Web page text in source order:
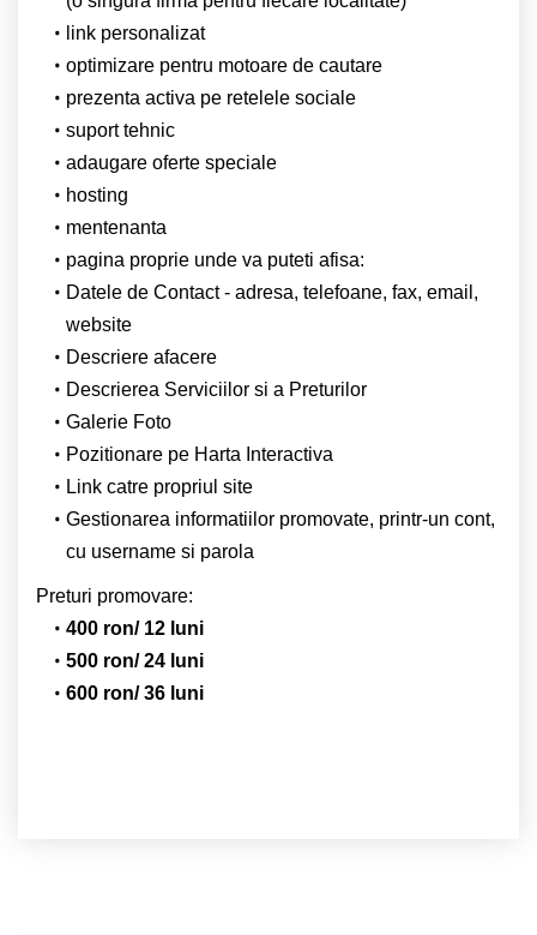
link personalizat
optimizare pentru motoare de cautare
prezenta activa pe retelele sociale
suport tehnic
adaugare oferte speciale
hosting
mentenanta
pagina proprie unde va puteti afisa:
Datele de Contact - adresa, telefoane, fax, email,
website
Descriere afacere
Descrierea Serviciilor si a Preturilor
Galerie Foto
Pozitionare pe Harta Interactiva
Link catre propriul site
Gestionarea informatiilor promovate, printr-un cont,
cu username si parola
Preturi promovare:
400 ron/ 12 luni
500 ron/ 24 luni
600 ron/ 36 luni